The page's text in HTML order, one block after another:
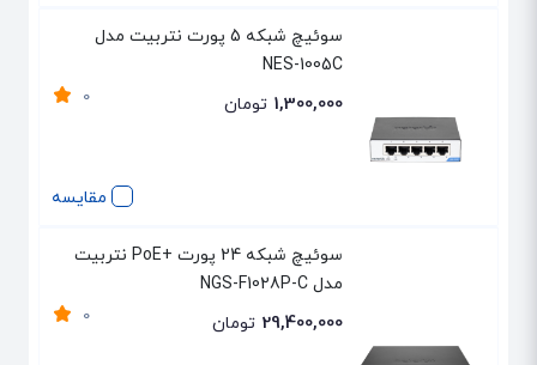
مقایسه
سوئیچ شبکه 5 پورت نتربیت مدل
NES-1005C
0 1,300,000 تومان
سوئیچ شبکه 24 پورت +PoE نتربیت
مدل NGS-F1028P-C
0 29,400,000 تومان